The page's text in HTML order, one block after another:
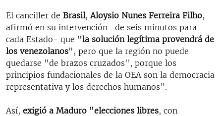
El canciller de Brasil, Aloysio Nunes Ferreira Filho,
afirmó en su intervención -de seis minutos para
cada Estado- que "la solución legítima provendrá de
los venezolanos", pero que la región no puede
quedarse "de brazos cruzados", porque los
principios fundacionales de la OEA son la democracia
representativa y los derechos humanos”.
Así, exigió a Maduro "elecciones libres, con